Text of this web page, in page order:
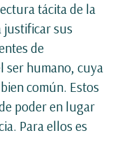
tácita de la
justificar sus
de
ser humano, cuya
común. Estos
poder en lugar
Para ellos es